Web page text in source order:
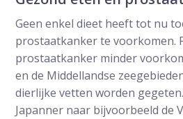
Geen enkel dieet heeft tot nu
prostaatkanker te voorkomen.
prostaatkanker minder
en de Middellandse
dierlijke vetten worden
Japanner naar bijvoorbeeld de